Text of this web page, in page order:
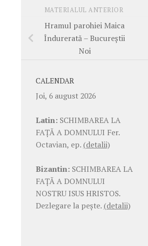
MATERIALUL ANTERIOR
Hramul parohiei Maica
Îndurerată – Bucureștii
Noi
CALENDAR
Joi, 6 august 2026
Latin: SCHIMBAREA LA
FAŢĂ A DOMNULUI Fer.
Octavian, ep. (detalii)
Bizantin: SCHIMBAREA LA
FAŢĂ A DOMNULUI
NOSTRU ISUS HRISTOS.
Dezlegare la pește. (detalii)